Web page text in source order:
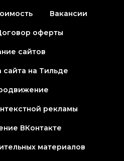
Вакансии
оферты
сайтов
сайта на Тильде
рекламы
ВКонтакте
материалов